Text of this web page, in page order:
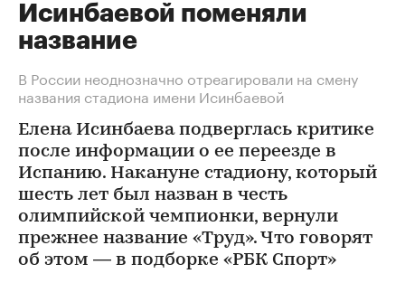
Исинбаевой поменяли
название
В России неоднозначно отреагировали на смену
названия стадиона имени Исинбаевой
Елена Исинбаева подверглась критике
после информации о ее переезде в
Испанию. Накануне стадиону, который
шесть лет был назван в честь
олимпийской чемпионки, вернули
прежнее название «Труд». Что говорят
об этом — в подборке «РБК Спорт»